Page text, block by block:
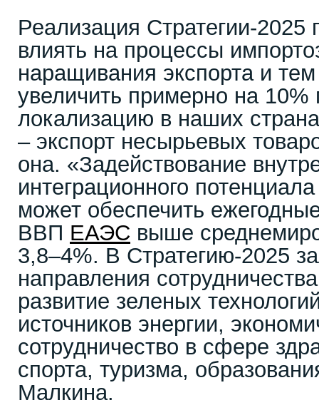
Реализация Стратегии-2025
влиять на процессы
наращивания экспорта и
увеличить примерно на 10%
локализацию в наших
– экспорт несырьевых
она. «Задействование
интеграционного
может обеспечить
ВВП ЕАЭС выше
3,8–4%. В Стратегию-2025
направления
развитие зеленых
источников энергии,
сотрудничество в сфере
спорта, туризма,
Малкина.